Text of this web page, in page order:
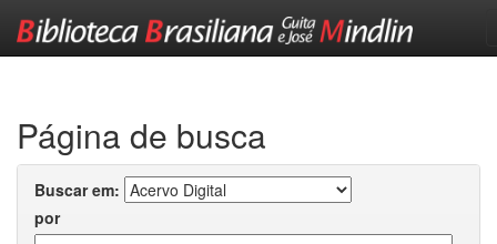
Página de busca
Buscar em:
por